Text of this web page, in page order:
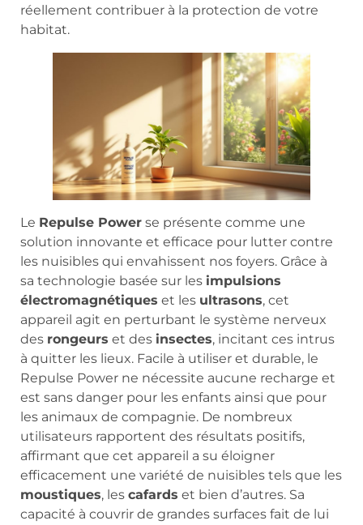
réellement contribuer à la protection de votre
habitat.
Le Repulse Power se présente comme une
solution innovante et efficace pour lutter contre
les nuisibles qui envahissent nos foyers. Grâce à
sa technologie basée sur les impulsions
électromagnétiques et les ultrasons, cet
appareil agit en perturbant le système nerveux
des rongeurs et des insectes, incitant ces intrus
à quitter les lieux. Facile à utiliser et durable, le
Repulse Power ne nécessite aucune recharge et
est sans danger pour les enfants ainsi que pour
les animaux de compagnie. De nombreux
utilisateurs rapportent des résultats positifs,
affirmant que cet appareil a su éloigner
efficacement une variété de nuisibles tels que les
moustiques, les cafards et bien d’autres. Sa
capacité à couvrir de grandes surfaces fait de lui